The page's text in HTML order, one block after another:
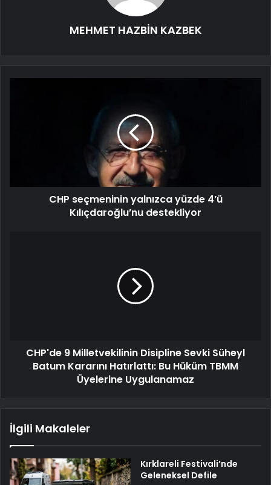
MEHMET HAZBİN KAZBEK
CHP seçmeninin yalnızca yüzde 4’ü
Kılıçdaroğlu’nu destekliyor
CHP'de 9 Milletvekilinin Disipline Sevki Süheyl
Batum Kararını Hatırlattı: Bu Hüküm TBMM
Üyelerine Uygulanamaz
İlgili Makaleler
Kırklareli Festivali’nde
Geleneksel Defile